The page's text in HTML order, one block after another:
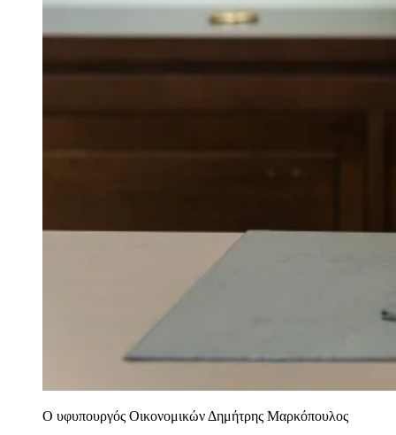
Ο υφυπουργός Οικονομικών Δημήτρης Μαρκόπουλος